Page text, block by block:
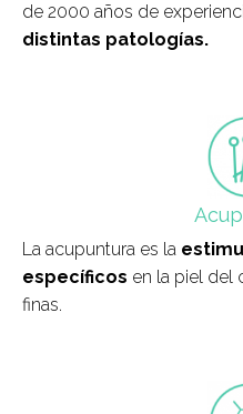
de 2000 años de
distintas patologías.
La acupuntura es la
específicos en la piel del
finas.